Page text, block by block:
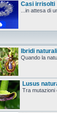
Casi irrisolti
...in attesa di
Ibridi naturali
Quando la
Lusus
Tra mutazioni